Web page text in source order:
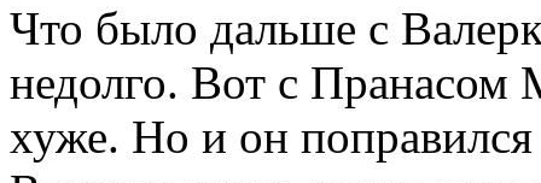
Что было дальше с
недолго. Вот с Пранасом
хуже. Но и он поправился